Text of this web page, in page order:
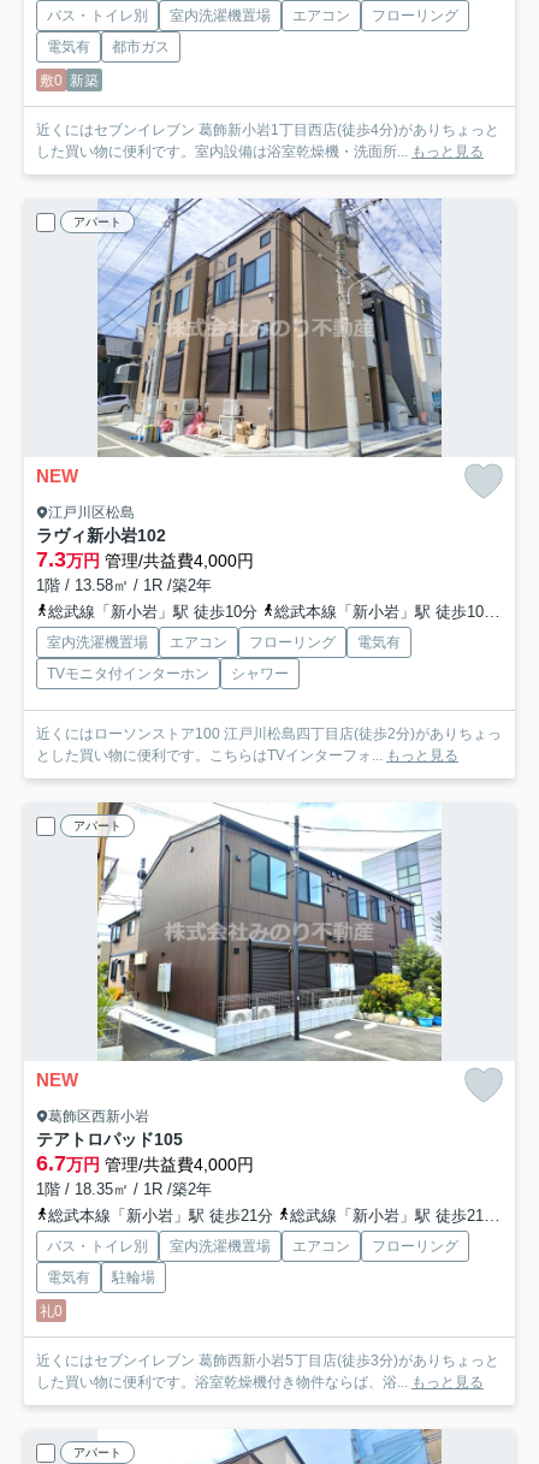
バス・トイレ別 室内洗濯機置場 エアコン
フローリング
電気有
都市ガス
敷0 新築
近くにはセブンイレブン 葛飾新小岩1丁目西店(徒歩4分)がありちょっと
した買い物に便利です。室内設備は浴室乾燥機・洗面所... もっと見る
アパート
NEW
江戸川区松島
ラヴィ新小岩102
7.3万円 管理/共益費4,000円
1階 / 13.58㎡ / 1R /築2年
総武線「新小岩」駅 徒歩10分
総武本線「新小岩」駅 徒歩10分
室内洗濯機置場 エアコン フローリング
電気有
TVモニタ付インターホン
シャワー
近くにはローソンストア100 江戸川松島四丁目店(徒歩2分)がありちょっ
とした買い物に便利です。こちらはTVインターフォ... もっと見る
アパート
NEW
葛飾区西新小岩
テアトロパッド105
6.7万円 管理/共益費4,000円
1階 / 18.35㎡ / 1R /築2年
総武本線「新小岩」駅 徒歩21分
総武線「新小岩」駅 徒歩21分
バス・トイレ別 室内洗濯機置場 エアコン
フローリング
電気有
駐輪場
礼0
近くにはセブンイレブン 葛飾西新小岩5丁目店(徒歩3分)がありちょっと
した買い物に便利です。浴室乾燥機付き物件ならば、浴... もっと見る
アパート